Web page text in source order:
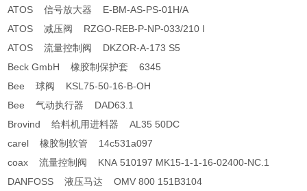
ATOS 信号放大器 E-BM-AS-PS-01H/A
ATOS 减压阀 RZGO-REB-P-NP-033/210 I
ATOS 流量控制阀 DKZOR-A-173 S5
Beck GmbH 橡胶制保护套 6345
Bee 球阀 KSL75-50-16-B-OH
Bee 气动执行器 DAD63.1
Brovind 给料机用进料器 AL35 50DC
carel 橡胶制软管 14c531a097
coax 流量控制阀 KNA 510197 MK15-1-1-16-02400-NC.1
DANFOSS 液压马达 OMV 800 151B3104